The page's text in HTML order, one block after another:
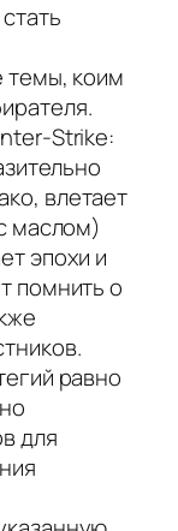
темы, коим
Strike:
влетает
маслом)
эпохи и
помнить о
равно
для